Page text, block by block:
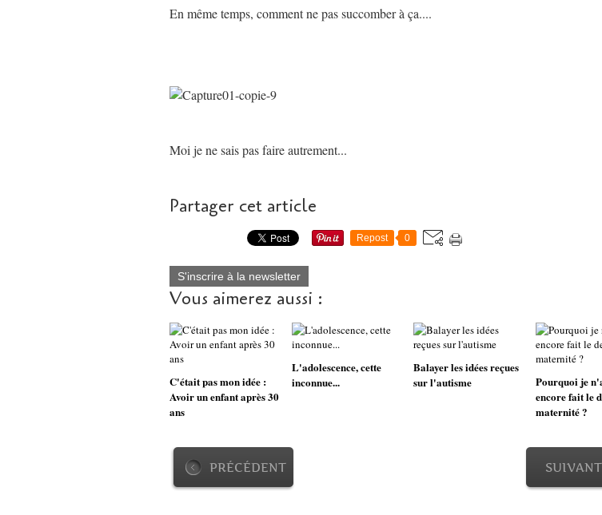
En même temps, comment ne pas succomber à ça....
Moi je ne sais pas faire autrement...
Partager cet article
Repost 0
S'inscrire à la newsletter
Vous aimerez aussi :
C'était pas mon idée :
Avoir un enfant après 30
ans
L'adolescence, cette
inconnue...
Balayer les idées reçues
sur l'autisme
Pourquoi je
encore fait le
maternité ?
PRÉCÉDENT SUIVANT